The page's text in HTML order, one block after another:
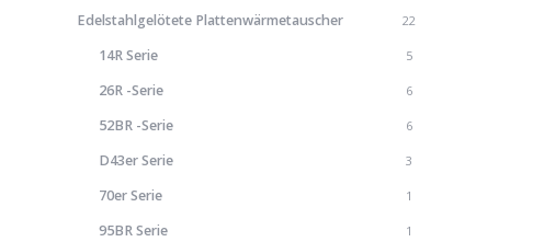
Edelstahlgelötete Plattenwärmetauscher 22
14R Serie 5
26R -Serie 6
52BR -Serie 6
D43er Serie 3
70er Serie 1
95BR Serie 1